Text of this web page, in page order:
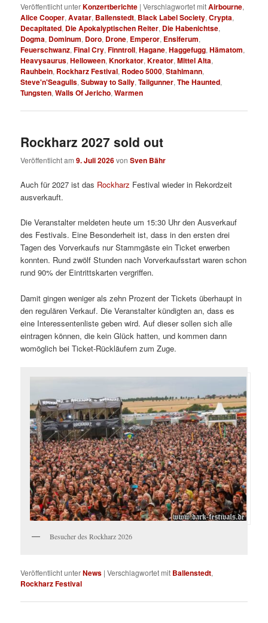
Veröffentlicht unterKonzertberichte |Verschlagwortet mitAirbourne,
Alice Cooper,Avatar, Ballenstedt, Black Label Society,Crypta,
Decapitated, Die Apokalyptischen Reiter, Die Habenichtse,
Dogma, Dominum, Doro, Drone, Emperor, Ensiferum,
Feuerschwanz,Final Cry,Finntroll,Hagane,Haggefugg,Hämatom,
Heavysaurus,Helloween,Knorkator,Kreator,Mittel Alta,
Rauhbein, Rockharz Festival, Rodeo 5000,Stahlmann,
Steve'n'Seagulls,Subway to Sally,Tailgunner,The Haunted,
Tungsten,Walls Of Jericho,Warmen
Rockharz 2027 sold out
Veröffentlicht am9. Juli 2026vonSven Bähr
Auch für 2027 ist das Rockharz Festival wieder in Rekordzeit
ausverkauft.
Die Veranstalter meldeten heute um 15:30 Uhr den Ausverkauf
des Festivals. Eine Besonderheit ist, dass in den ersten drei
Tagen des Vorverkaufs nur Stammgäste ein Ticket erwerben
konnten. Rund zwölf Stunden nach Vorverkaufsstart waren schon
rund 90% der Eintrittskarten vergriffen.
Damit gingen weniger als zehn Prozent der Tickets überhaupt in
den regulären Verkauf. Die Veranstalter kündigten an, dass es
eine Interessentenliste geben wird. Auf dieser sollen sich alle
eintragen können, die kein Glück hatten, und kommen dann
womöglich bei Ticket-Rückläufern zum Zuge.
Besucher des Rockharz 2026
Veröffentlicht unterNews |Verschlagwortet mit Ballenstedt,
Rockharz Festival